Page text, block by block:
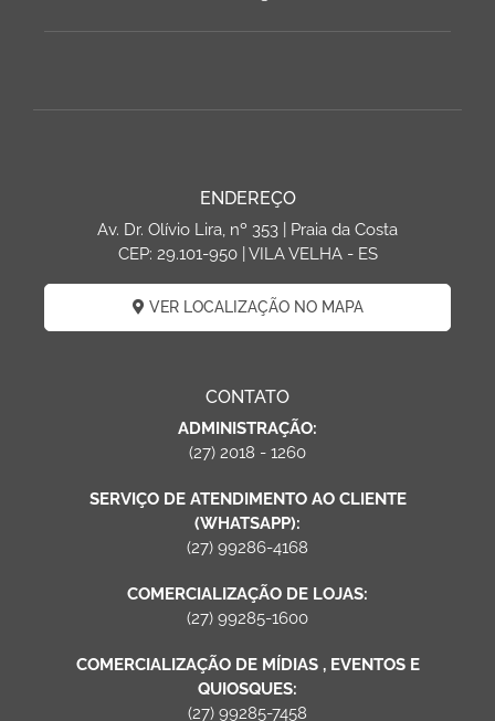
ENDEREÇO
Av. Dr. Olívio Lira, nº 353 | Praia da Costa
CEP: 29.101-950 | VILA VELHA - ES
VER LOCALIZAÇÃO NO MAPA
CONTATO
ADMINISTRAÇÃO:
(27) 2018 - 1260
SERVIÇO DE ATENDIMENTO AO CLIENTE
(WHATSAPP):
(27) 99286-4168
COMERCIALIZAÇÃO DE LOJAS:
(27) 99285-1600
COMERCIALIZAÇÃO DE MÍDIAS , EVENTOS E
QUIOSQUES:
(27) 99285-7458